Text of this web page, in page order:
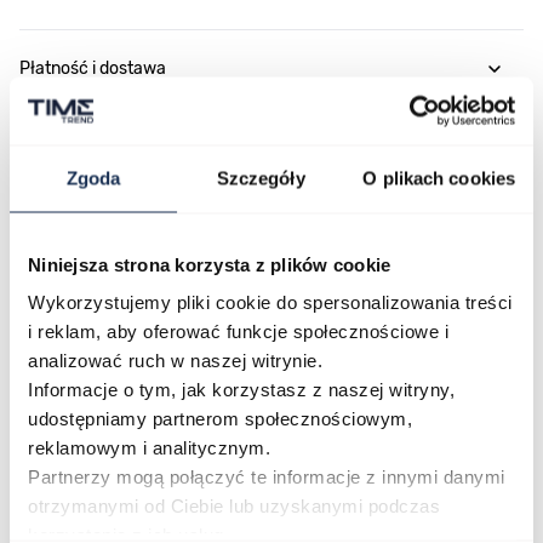
Zgoda Szczegóły O plikach cookies
Niniejsza strona korzysta z plików cookie
Wykorzystujemy pliki cookie do spersonalizowania treści
i reklam, aby oferować funkcje społecznościowe i
analizować ruch w naszej witrynie.
Informacje o tym, jak korzystasz z naszej witryny,
udostępniamy partnerom społecznościowym,
reklamowym i analitycznym.
Partnerzy mogą połączyć te informacje z innymi danymi
otrzymanymi od Ciebie lub uzyskanymi podczas
Płatność i dostawa
Najczęściej kupowane